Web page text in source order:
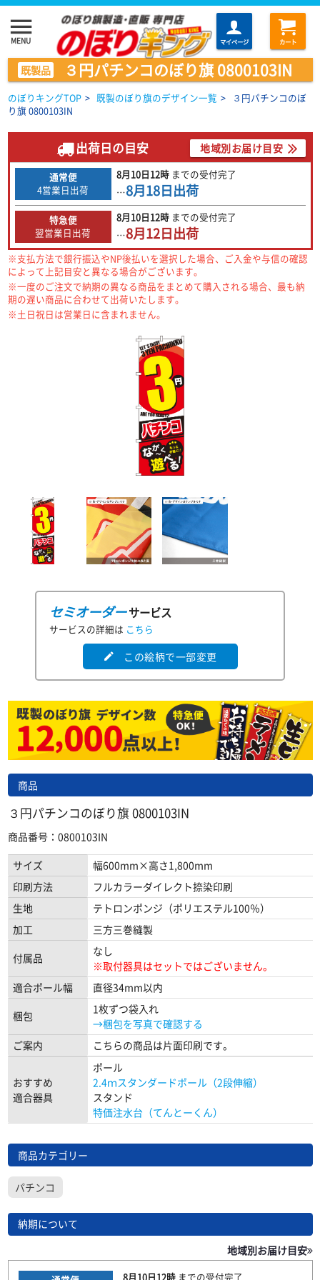
menu
MENU マイページ カート
既製品 ３円パチンコのぼり旗 0800103IN
のぼりキングTOP > 既製のぼり旗のデザイン一覧 >
３円パチンコのぼ
り旗 0800103IN
出荷日の目安 地域別お届け目安
通常便
4営業日出荷
8月10日12時 までの受付完了
…8月18日出荷
特急便
翌営業日出荷
8月10日12時 までの受付完了
…8月12日出荷
※支払方法で銀行振込やNP後払いを選択した場合、ご入金や与信の確認
によって上記目安と異なる場合がございます。
※一度のご注文で納期の異なる商品をまとめて購入される場合、最も納
期の遅い商品に合わせて出荷いたします。
※土日祝日は営業日に含まれません。
セミオーダーサービス
サービスの詳細は こちら
edit この絵柄で一部変更
商品
３円パチンコのぼり旗 0800103IN
商品番号：0800103IN
サイズ
幅600mm×高さ1,800mm
印刷方法
フルカラーダイレクト捺染印刷
生地
テトロンポンジ（ポリエステル100％）
加工
三方三巻縫製
付属品
なし
※取付器具はセットではございません。
適合ポール幅
直径34mm以内
梱包
1枚ずつ袋入れ
→梱包を写真で確認する
ご案内
こちらの商品は片面印刷です。
おすすめ
適合器具
ポール
2.4ｍスタンダードポール（2段伸縮）
スタンド
特価注水台（てんとーくん）
商品カテゴリー
パチンコ
納期について
地域別お届け目安
8月10日12時までの受付完了